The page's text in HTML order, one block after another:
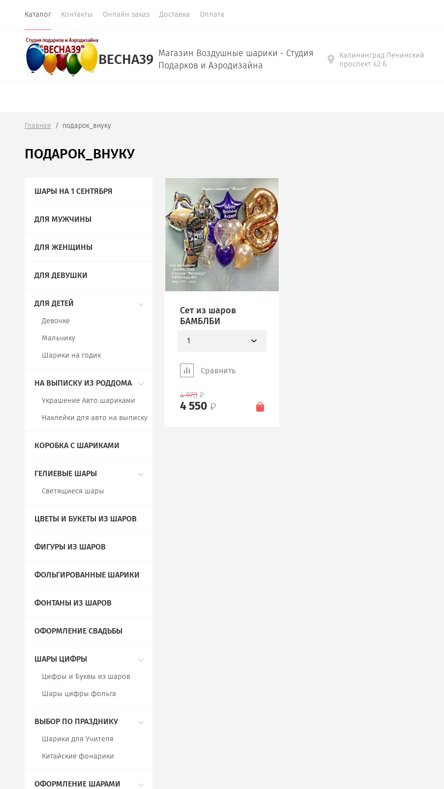
Каталог Контакты Онлайн заказ Доставка Оплата
ВЕСНА39 Магазин Воздушные шарики - Студия
Подарков и Аэродизайна
Калининград Ленинский
проспект 42 Б
Главная
  /  подарок_внуку
ПОДАРОК_ВНУКУ
ШАРЫ НА 1 СЕНТЯБРЯ
ДЛЯ МУЖЧИНЫ
ДЛЯ ЖЕНЩИНЫ
ДЛЯ ДЕВУШКИ
ДЛЯ ДЕТЕЙ
Девочке
Мальчику
Шарики на годик
НА ВЫПИСКУ ИЗ РОДДОМА
Украшение Авто шариками
Наклейки для авто на выписку
КОРОБКА С ШАРИКАМИ
ГЕЛИЕВЫЕ ШАРЫ
Светящиеся шары
ЦВЕТЫ И БУКЕТЫ ИЗ ШАРОВ
ФИГУРЫ ИЗ ШАРОВ
ФОЛЬГИРОВАННЫЕ ШАРИКИ
ФОНТАНЫ ИЗ ШАРОВ
ОФОРМЛЕНИЕ СВАДЬБЫ
ШАРЫ ЦИФРЫ
Цифры и Буквы из шаров
Шары цифры фольга
ВЫБОР ПО ПРАЗДНИКУ
Шарики для Учителя
Китайские фонарики
ОФОРМЛЕНИЕ ШАРАМИ
Сет из шаров
БАМБЛБИ
1
Сравнить
4 970
4 550